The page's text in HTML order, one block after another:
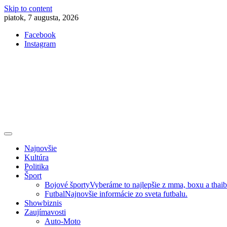
Skip to content
piatok, 7 augusta, 2026
Facebook
Instagram
Najnovšie
Kultúra
Politika
Šport
Bojové športyVyberáme to najlepšie z mma, boxu a
FutbalNajnovšie informácie zo sveta futbalu.
Showbiznis
Zaujímavosti
Auto-Moto